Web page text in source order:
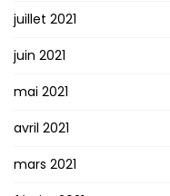
juillet 2021
juin 2021
mai 2021
avril 2021
mars 2021